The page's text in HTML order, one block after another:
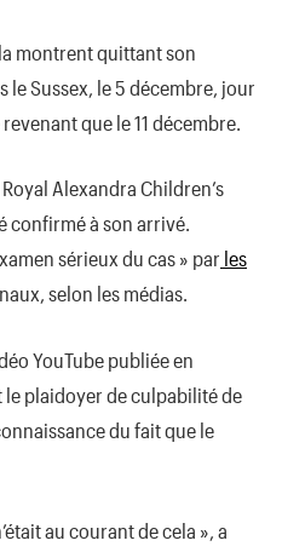
montrent quittant son
Sussex, le 5 décembre, jour
que le 11 décembre.
Alexandra Children’s
confirmé à son arrivé.
sérieux du cas » par les
selon les médias.
YouTube publiée en
plaidoyer de culpabilité de
du fait que le
au courant de cela », a